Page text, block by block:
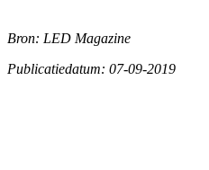
Bron: LED Magazine
Publicatiedatum: 07-09-2019